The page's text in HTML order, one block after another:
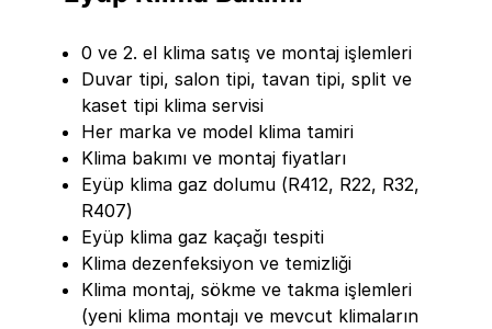
0 ve 2. el klima satış ve montaj işlemleri
Duvar tipi, salon tipi, tavan tipi, split ve
kaset tipi klima servisi
Her marka ve model klima tamiri
Klima bakımı ve montaj fiyatları
Eyüp klima gaz dolumu (R412, R22, R32,
R407)
Eyüp klima gaz kaçağı tespiti
Klima dezenfeksiyon ve temizliği
Klima montaj, sökme ve takma işlemleri
(yeni klima montajı ve mevcut klimaların